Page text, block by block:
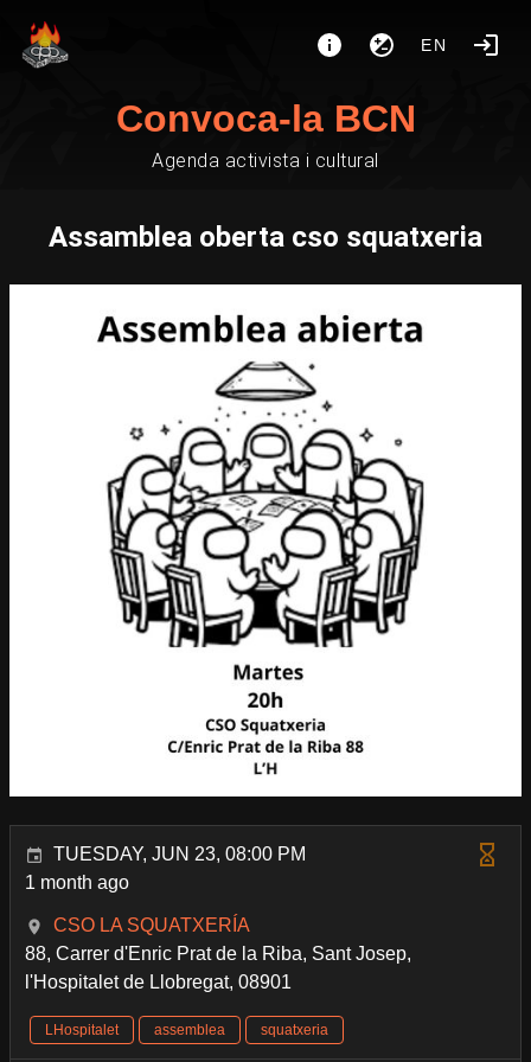
EN
Convoca-la BCN
Agenda activista i cultural
Assamblea oberta cso squatxeria
TUESDAY, JUN 23, 08:00 PM
1 month ago
CSO LA SQUATXERÍA
88, Carrer d'Enric Prat de la Riba, Sant Josep,
l'Hospitalet de Llobregat, 08901
LHospitalet assemblea squatxeria